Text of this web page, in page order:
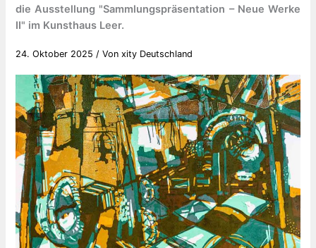
die Ausstellung "Sammlungspräsentation – Neue Werke
II" im Kunsthaus Leer.
24. Oktober 2025 / Vonxity Deutschland